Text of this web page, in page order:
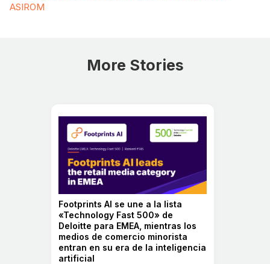
ASIROM
More Stories
Footprints AI se une a la lista
«Technology Fast 500» de
Deloitte para EMEA, mientras los
medios de comercio minorista
entran en su era de la inteligencia
artificial